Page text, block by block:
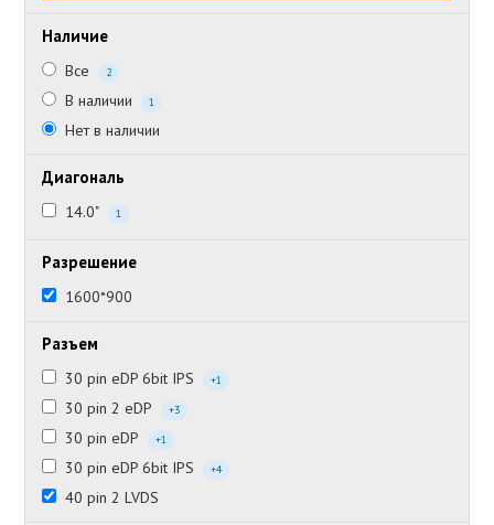
Наличие
Все 2
В наличии 1
Нет в наличии
Диагональ
14.0" 1
Разрешение
1600*900
Разъем
30 pin eDP 6bit IPS +1
30 pin 2 eDP +3
30 pin eDP +1
30 pin eDP 6bit IPS +4
40 pin 2 LVDS